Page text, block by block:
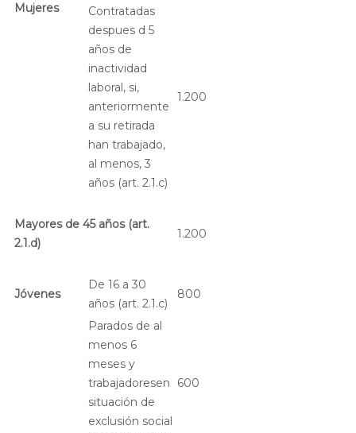
Mujeres
Contratadas
despues d 5
años de
inactividad
laboral, si,
anteriormente
a su retirada
han trabajado,
al menos, 3
años (art. 2.1.c)
1.200
Mayores de 45 años (art.
2.1.d)
1.200
Jóvenes
De 16 a 30
años (art. 2.1.c)
800
Parados de al
menos 6
meses y
trabajadoresen
situación de
exclusión social
600